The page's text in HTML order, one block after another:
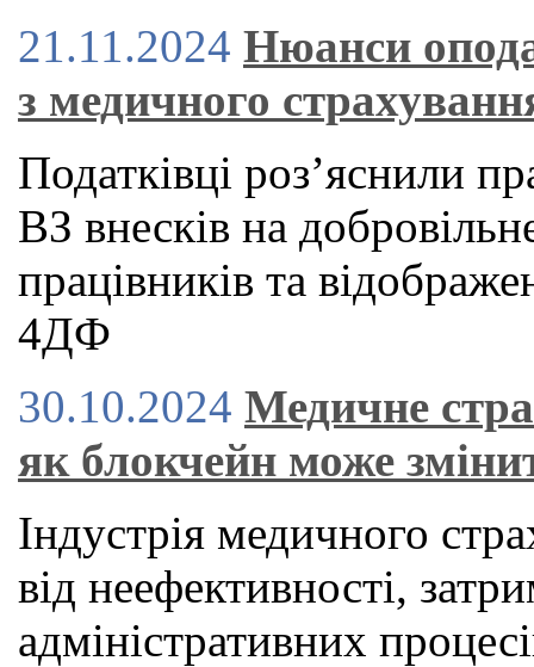
21.11.2024 Нюанси
з медичного
Податківці роз’яснили
ВЗ внесків на
працівників та
4ДФ
30.10.2024 Медичне
як блокчейн може
Індустрія медичного
від неефективності,
адміністративних